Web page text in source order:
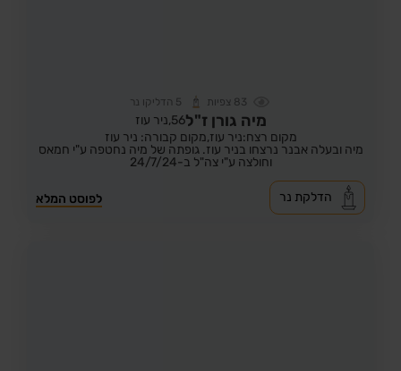
83 צפיות 5 הדליקו נר
מיה גורן ז"ל56, ניר עוז
מקום רצח:ניר עוז,מקום קבורה: ניר עוז
מיה ובעלה אבנר נרצחו בניר עוז. גופתה של מיה נחטפה ע"י חמאס
וחולצה ע"י צה"ל ב-24/7/24
לפוסט המלא הדלקת נר